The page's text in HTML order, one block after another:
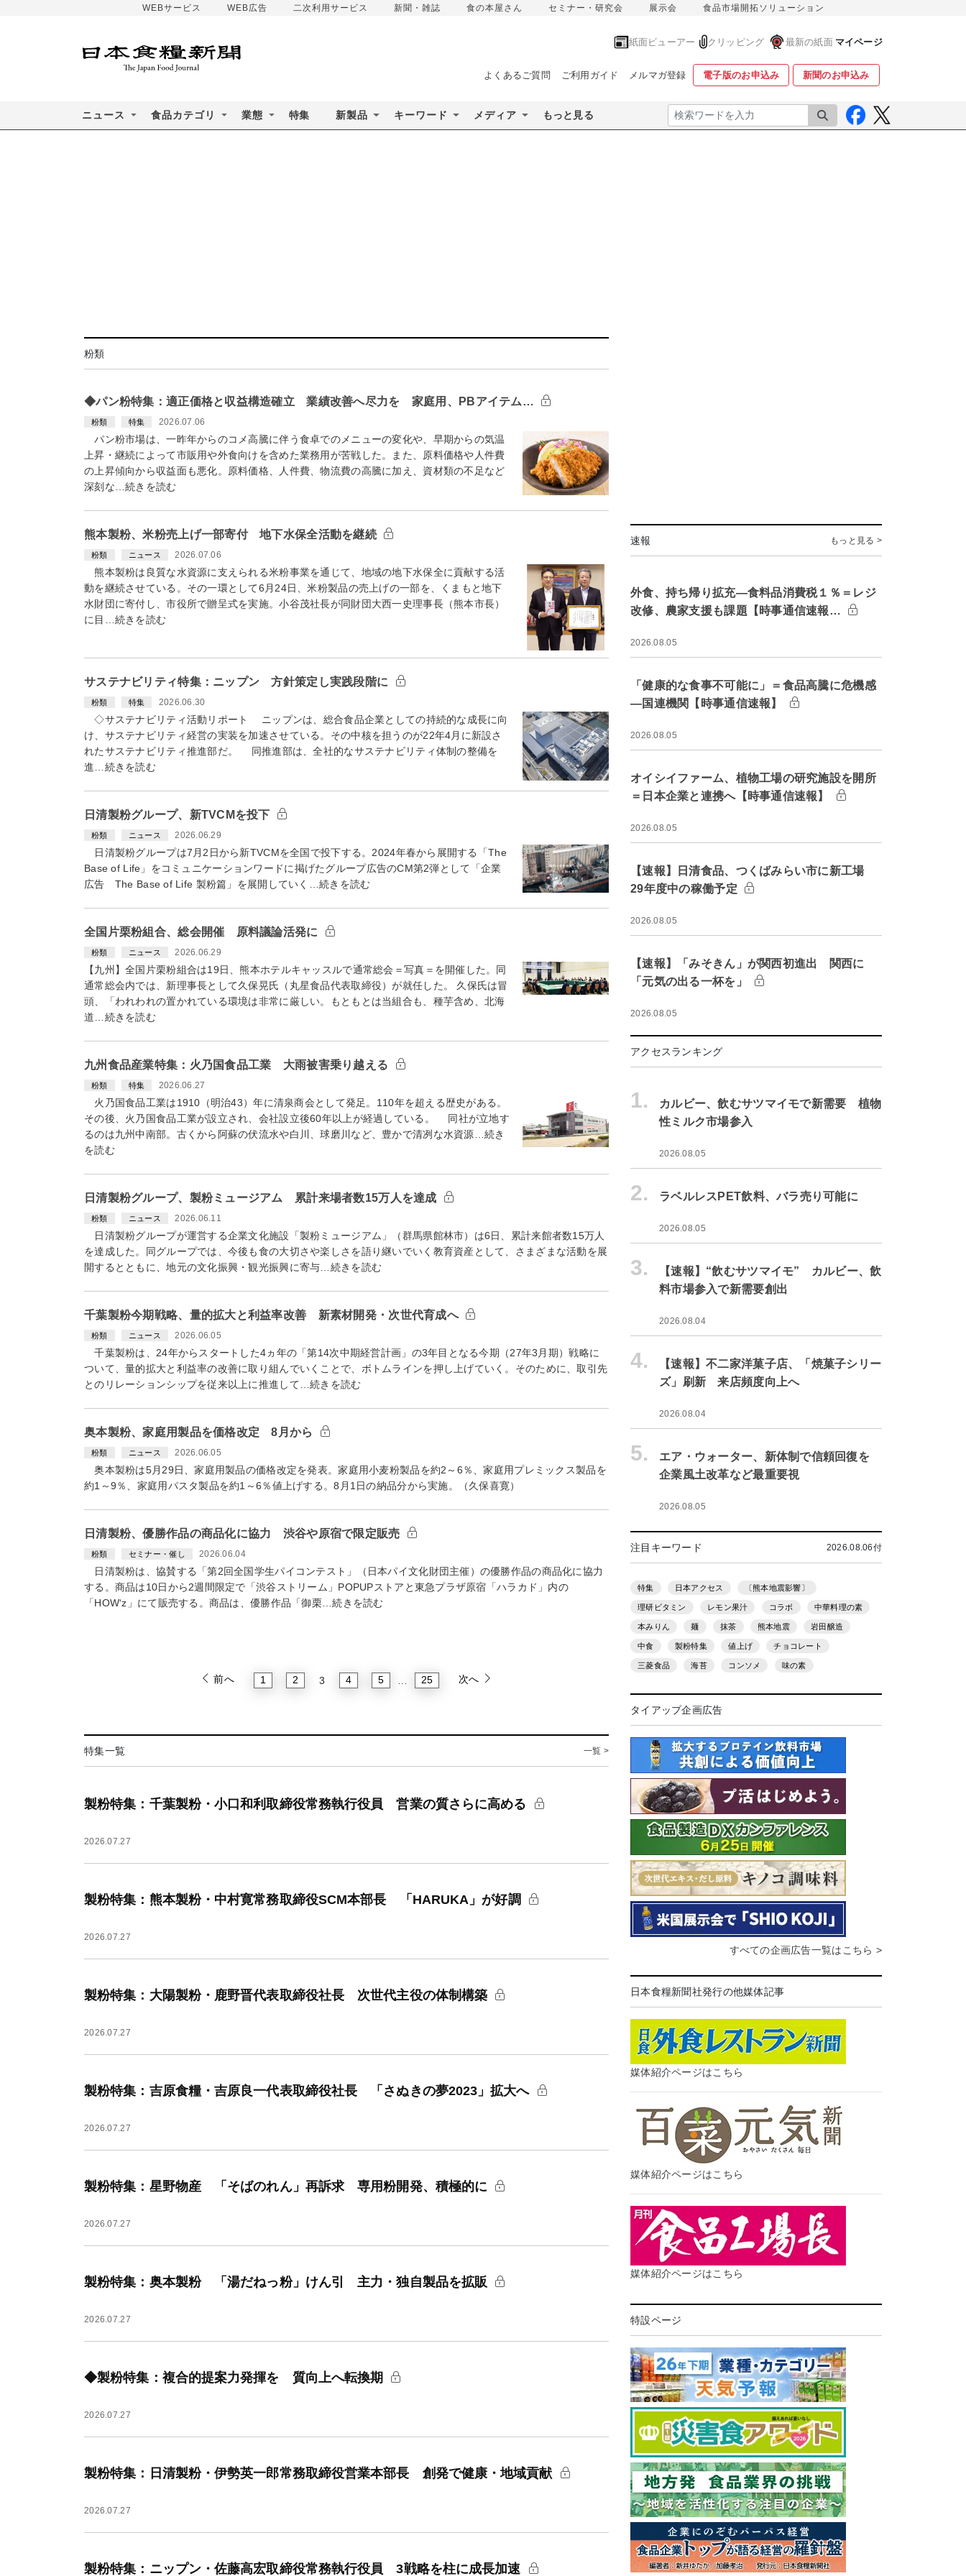
WEBサービス WEB広告 二次利用サービス 新聞・雑誌 食の本屋さん セミナー・研究会 展示会 食品市場開拓ソリューション
紙面ビューアー クリッピング 最新の紙面 マイページ
よくあるご質問 ご利用ガイド メルマガ登録 電子版のお申込み 新聞のお申込み
ニュース 食品カテゴリ 業態 特集 新製品 キーワード メディア もっと見る 検索
粉類
◆パン粉特集：適正価格と収益構造確立 業績改善へ尽力を 家庭用、PBアイテム…
粉類 特集 2026.07.06
パン粉市場は、一昨年からのコメ高騰に伴う食卓でのメニューの変化や、早期からの気温
上昇・継続によって市販用や外食向けを含めた業務用が苦戦した。また、原料価格や人件費
の上昇傾向から収益面も悪化。原料価格、人件費、物流費の高騰に加え、資材類の不足など
深刻な…続きを読む
熊本製粉、米粉売上げ一部寄付 地下水保全活動を継続
粉類 ニュース 2026.07.06
熊本製粉は良質な水資源に支えられる米粉事業を通じて、地域の地下水保全に貢献する活
動を継続させている。その一環として6月24日、米粉製品の売上げの一部を、くまもと地下
水財団に寄付し、市役所で贈呈式を実施。小谷茂社長が同財団大西一史理事長（熊本市長）
に目…続きを読む
サステナビリティ特集：ニップン 方針策定し実践段階に
粉類 特集 2026.06.30
◇サステナビリティ活動リポート ニップンは、総合食品企業としての持続的な成長に向
け、サステナビリティ経営の実装を加速させている。その中核を担うのが22年4月に新設さ
れたサステナビリティ推進部だ。 同推進部は、全社的なサステナビリティ体制の整備を
進…続きを読む
日清製粉グループ、新TVCMを投下
粉類 ニュース 2026.06.29
日清製粉グループは7月2日から新TVCMを全国で投下する。2024年春から展開する「The
Base of Life」をコミュニケーションワードに掲げたグループ広告のCM第2弾として「企業
広告 The Base of Life 製粉篇」を展開していく…続きを読む
全国片栗粉組合、総会開催 原料議論活発に
粉類 ニュース 2026.06.29
【九州】全国片栗粉組合は19日、熊本ホテルキャッスルで通常総会＝写真＝を開催した。同
通常総会内では、新理事長として久保晃氏（丸星食品代表取締役）が就任した。 久保氏は冒
頭、「われわれの置かれている環境は非常に厳しい。もともとは当組合も、種芋含め、北海
道…続きを読む
九州食品産業特集：火乃国食品工業 大雨被害乗り越える
粉類 特集 2026.06.27
火乃国食品工業は1910（明治43）年に清泉商会として発足。110年を超える歴史がある。
その後、火乃国食品工業が設立され、会社設立後60年以上が経過している。 同社が立地す
るのは九州中南部。古くから阿蘇の伏流水や白川、球磨川など、豊かで清冽な水資源…続き
を読む
日清製粉グループ、製粉ミュージアム 累計来場者数15万人を達成
粉類 ニュース 2026.06.11
日清製粉グループが運営する企業文化施設「製粉ミュージアム」（群馬県館林市）は6日、累計来館者数15万人
を達成した。同グループでは、今後も食の大切さや楽しさを語り継いでいく教育資産として、さまざまな活動を展
開するとともに、地元の文化振興・観光振興に寄与…続きを読む
千葉製粉今期戦略、量的拡大と利益率改善 新素材開発・次世代育成へ
粉類 ニュース 2026.06.05
千葉製粉は、24年からスタートした4ヵ年の「第14次中期経営計画」の3年目となる今期（27年3月期）戦略に
ついて、量的拡大と利益率の改善に取り組んでいくことで、ボトムラインを押し上げていく。そのために、取引先
とのリレーションシップを従来以上に推進して…続きを読む
奥本製粉、家庭用製品を価格改定 8月から
粉類 ニュース 2026.06.05
奥本製粉は5月29日、家庭用製品の価格改定を発表。家庭用小麦粉製品を約2～6％、家庭用プレミックス製品を
約1～9％、家庭用パスタ製品を約1～6％値上げする。8月1日の納品分から実施。（久保喜寛）
日清製粉、優勝作品の商品化に協力 渋谷や原宿で限定販売
粉類 セミナー・催し 2026.06.04
日清製粉は、協賛する「第2回全国学生パイコンテスト」（日本パイ文化財団主催）の優勝作品の商品化に協力
する。商品は10日から2週間限定で「渋谷ストリーム」POPUPストアと東急プラザ原宿「ハラカド」内の
「HOW‘z」にて販売する。商品は、優勝作品「御栗…続きを読む
前へ 1 2 3 4 5 25 次へ
特集一覧 一覧 >
製粉特集：千葉製粉・小口和利取締役常務執行役員 営業の質さらに高める
2026.07.27
製粉特集：熊本製粉・中村寛常務取締役SCM本部長 「HARUKA」が好調
2026.07.27
製粉特集：大陽製粉・鹿野晋代表取締役社長 次世代主役の体制構築
2026.07.27
製粉特集：吉原食糧・吉原良一代表取締役社長 「さぬきの夢2023」拡大へ
2026.07.27
製粉特集：星野物産 「そばのれん」再訴求 専用粉開発、積極的に
2026.07.27
製粉特集：奥本製粉 「湯だねっ粉」けん引 主力・独自製品を拡販
2026.07.27
◆製粉特集：複合的提案力発揮を 質向上へ転換期
2026.07.27
製粉特集：日清製粉・伊勢英一郎常務取締役営業本部長 創発で健康・地域貢献
2026.07.27
製粉特集：ニップン・佐藤高宏取締役常務執行役員 3戦略を柱に成長加速
速報 もっと見る >
外食、持ち帰り拡充―食料品消費税１％＝レジ
改修、農家支援も課題【時事通信速報…
2026.08.05
「健康的な食事不可能に」＝食品高騰に危機感
―国連機関【時事通信速報】
2026.08.05
オイシイファーム、植物工場の研究施設を開所
＝日本企業と連携へ【時事通信速報】
2026.08.05
【速報】日清食品、つくばみらい市に新工場
29年度中の稼働予定
2026.08.05
【速報】「みそきん」が関西初進出 関西に
「元気の出る一杯を」
2026.08.05
アクセスランキング
1.
カルビー、飲むサツマイモで新需要 植物
性ミルク市場参入
2026.08.05
2. ラベルレスPET飲料、バラ売り可能に
2026.08.05
3.
【速報】“飲むサツマイモ” カルビー、飲
料市場参入で新需要創出
2026.08.04
4.
【速報】不二家洋菓子店、「焼菓子シリー
ズ」刷新 来店頻度向上へ
2026.08.04
5.
エア・ウォーター、新体制で信頼回復を
企業風土改革など最重要視
2026.08.05
注目キーワード 2026.08.06付
特集 日本アクセス 〔熊本地震影響〕
理研ビタミン レモン果汁 コラボ 中華料理の素
本みりん 麺 抹茶 熊本地震 岩田醸造
中食 製粉特集 値上げ チョコレート
三菱食品 海苔 コンソメ 味の素
タイアップ企画広告
すべての企画広告一覧はこちら >
日本食糧新聞社発行の他媒体記事
媒体紹介ページはこちら
媒体紹介ページはこちら
媒体紹介ページはこちら
特設ページ